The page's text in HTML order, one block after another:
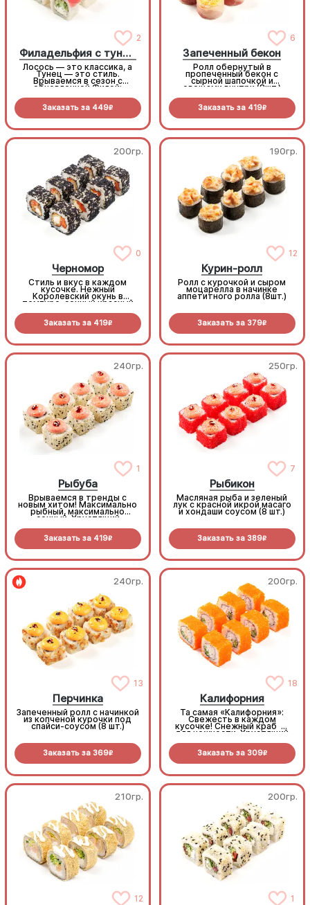
2
Филадельфия с тунцом
Лосось — это классика, а
Тунец — это стиль.
Врываемся в сезон с
обновленной Филой:
Заказать за 449R
6
Запеченный бекон
Ролл обернутый в
пропеченный бекон с
сырной шапочкой и
овощами внутри (8шт.)
Заказать за 419R
200гр.
0
Черномор
Стиль и вкус в каждом
кусочке. Нежный
Королевский окунь в
темпуре, сочный красный
соус. Окутан благородной
черной икрой масаго. Ролл с
характером.
Заказать за 419R
190гр.
12
Курин-ролл
Ролл с курочкой и сыром
моцарелла в начинке
аппетитного ролла (8шт.)
Заказать за 379R
240гр.
1
Рыбуба
Врываемся в тренды с
новым хитом! Максимально
рыбный, максимально
сочный. Хрустящий
сыр и запеченная шапочка
из Хондаши соуса. Рыбуба —
(8шт.)
Заказать за 419R
250гр.
7
Рыбикон
Масляная рыба и зеленый
лук с красной икрой масаго
и хондаши соусом (8 шт.)
Заказать за 389R
240гр.
13
Перчинка
Запеченный ролл с начинкой
из копченой курочки под
спайси-соусом (8 шт.)
Заказать за 369R
200гр.
18
Калифорния
Та самая «Калифорния»:
Свежесть в каждом
кусочке! Снежный краб —
для нежности. Хрустящий
сочности. Икра масаго —
для яркого вкуса (8 шт.)
Заказать за 309R
210гр.
12
200гр.
1